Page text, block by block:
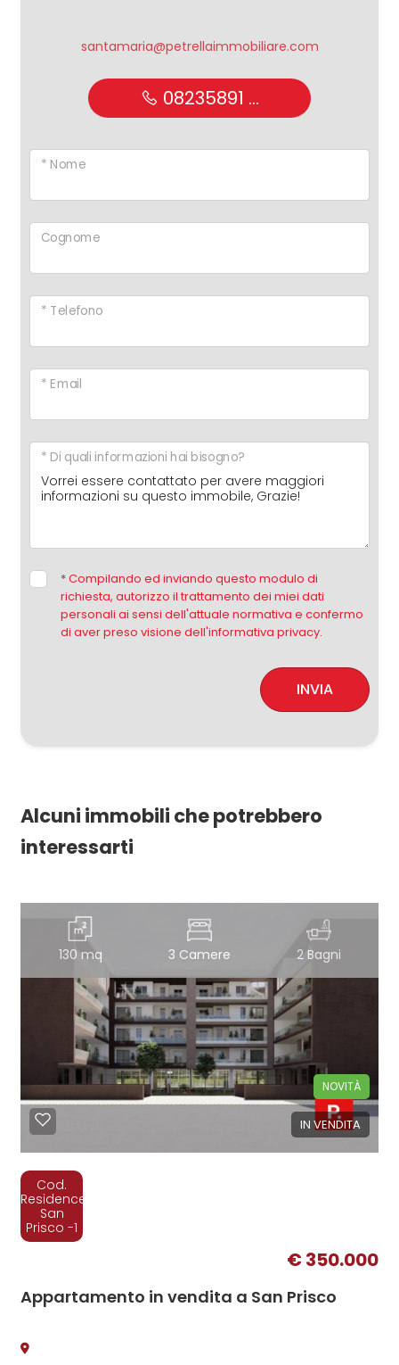
santamaria@petrellaimmobiliare.com
08235891 ...
* Nome
Cognome
* Telefono
* Email
* Di quali informazioni hai bisogno?
*Compilando ed inviando questo modulo di
richiesta, autorizzo il trattamento dei miei dati
personali ai sensi dell'attuale normativa e confermo
di aver preso visione dell'informativa privacy.
INVIA
Alcuni immobili che potrebbero
interessarti
130 mq 3 Camere 2 Bagni
IN VENDITA
NOVITÀ
Cod.
Residence
San
Prisco -1
€ 350.000
Appartamento in vendita a San Prisco